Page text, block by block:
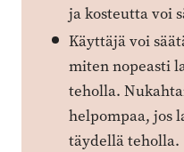
ja kosteutta voi
Käyttäjä voi
miten nopeasti
teholla.
helpompaa, jos
täydellä teholla.